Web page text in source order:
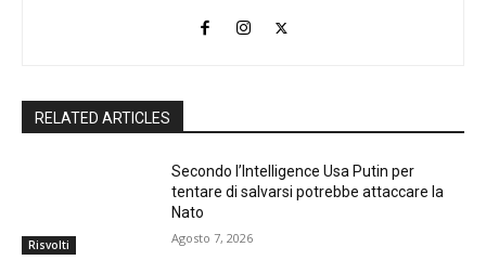
RELATED ARTICLES
Risvolti
Secondo l’Intelligence Usa Putin per
tentare di salvarsi potrebbe attaccare la
Nato
Agosto 7, 2026